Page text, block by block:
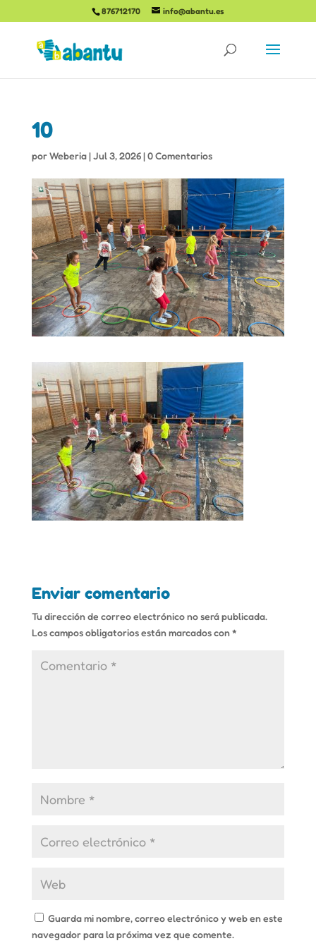
876712170 info@abantu.es
10
porWeberia|Jul 3, 2026|0 Comentarios
Enviar comentario
Tu dirección de correo electrónico no será publicada.
Los campos obligatorios están marcados con*
Guarda mi nombre, correo electrónico y web en este
navegador para la próxima vez que comente.